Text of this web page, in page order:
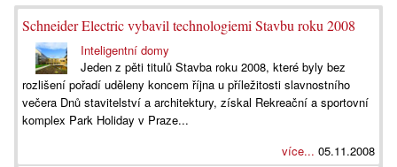
Schneider Electric vybavil technologiemi Stavbu roku 2008
Inteligentní domy
Jeden z pěti titulů Stavba roku 2008, které byly bez
rozlišení pořadí uděleny koncem října u příležitosti slavnostního
večera Dnů stavitelství a architektury, získal Rekreační a sportovní
komplex Park Holiday v Praze...
více... 05.11.2008